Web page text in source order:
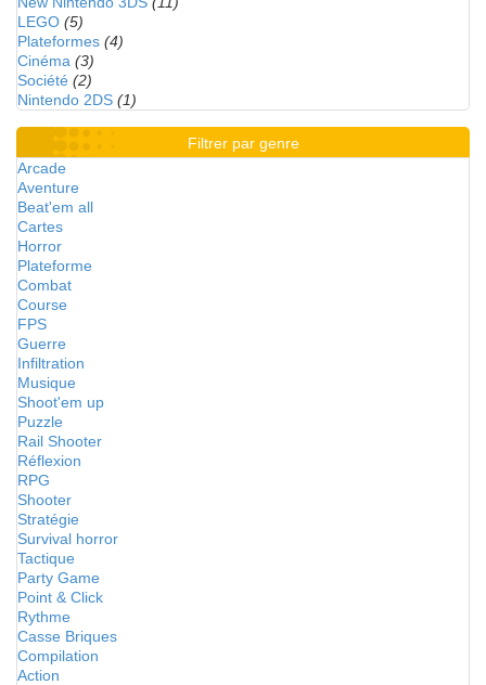
LEGO (5)
Plateformes (4)
Cinéma (3)
Société (2)
Nintendo 2DS (1)
Filtrer par genre
Arcade
Aventure
Beat'em all
Cartes
Horror
Plateforme
Combat
Course
FPS
Guerre
Infiltration
Musique
Shoot'em up
Puzzle
Rail Shooter
Réflexion
RPG
Shooter
Stratégie
Survival horror
Tactique
Party Game
Point & Click
Rythme
Casse Briques
Compilation
Action